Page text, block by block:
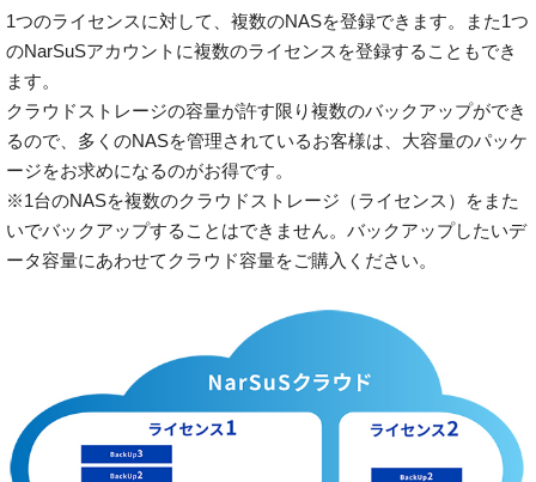
1つのライセンスに対して、複数のNASを登録できます。また1つ
のNarSuSアカウントに複数のライセンスを登録することもでき
ます。
クラウドストレージの容量が許す限り複数のバックアップができ
るので、多くのNASを管理されているお客様は、大容量のパッケ
ージをお求めになるのがお得です。
※1台のNASを複数のクラウドストレージ（ライセンス）をまた
いでバックアップすることはできません。バックアップしたいデ
ータ容量にあわせてクラウド容量をご購入ください。